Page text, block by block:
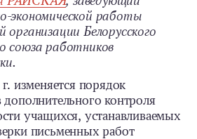
экономической работы
организации Белорусского
союза работников
изменяется порядок
дополнительного контроля
учащихся, устанавливаемых
письменных работ